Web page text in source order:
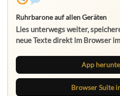
Ruhrbarone auf allen Geräten
Lies unterwegs weiter,
neue Texte direkt im Browser
App
Browser Suite